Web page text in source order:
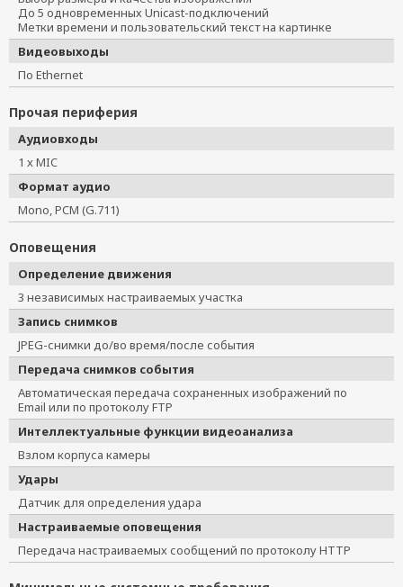
До 5 одновременных Unicast-подключений
Метки времени и пользовательский текст на картинке
Видеовыходы
По Ethernet
Прочая периферия
Аудиовходы
1 x MIC
Формат аудио
Mono, PCM (G.711)
Оповещения
Определение движения
3 независимых настраиваемых участка
Запись снимков
JPEG-снимки до/во время/после события
Передача снимков события
Автоматическая передача сохраненных изображений по
Email или по протоколу FTP
Интеллектуальные функции видеоанализа
Взлом корпуса камеры
Удары
Датчик для определения удара
Настраиваемые оповещения
Передача настраиваемых сообщений по протоколу HTTP